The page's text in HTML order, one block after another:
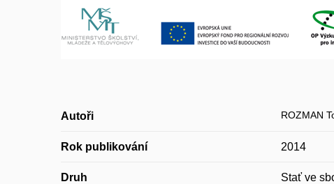
Autoři ROZMAN
Rok publikování 2014
Druh Stať ve